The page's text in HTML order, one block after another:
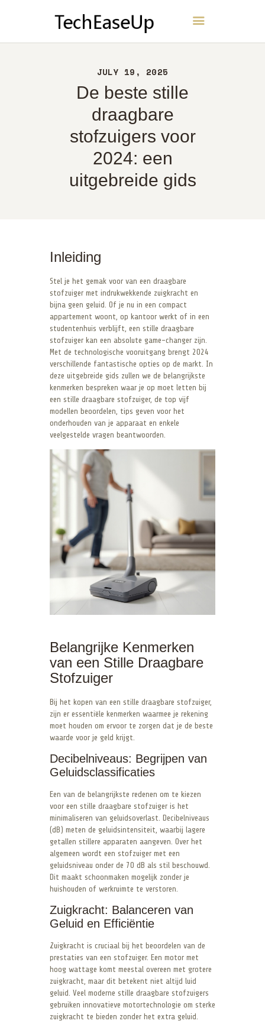
JULY 19, 2025
De beste stille
draagbare
stofzuigers voor
2024: een
uitgebreide gids
TechEaseUp
OVER
CONTACT
NEDERLANDS
Inleiding
Stel je het gemak voor van een draagbare
stofzuiger met indrukwekkende zuigkracht en
bijna geen geluid. Of je nu in een compact
appartement woont, op kantoor werkt of in een
studentenhuis verblijft, een stille draagbare
stofzuiger kan een absolute game-changer zijn.
Met de technologische vooruitgang brengt 2024
verschillende fantastische opties op de markt. In
deze uitgebreide gids zullen we de belangrijkste
kenmerken bespreken waar je op moet letten bij
een stille draagbare stofzuiger, de top vijf
modellen beoordelen, tips geven voor het
onderhouden van je apparaat en enkele
veelgestelde vragen beantwoorden.
Belangrijke Kenmerken
van een Stille Draagbare
Stofzuiger
Bij het kopen van een stille draagbare stofzuiger,
zijn er essentiële kenmerken waarmee je rekening
moet houden om ervoor te zorgen dat je de beste
waarde voor je geld krijgt.
Decibelniveaus: Begrijpen van
Geluidsclassificaties
Een van de belangrijkste redenen om te kiezen
voor een stille draagbare stofzuiger is het
minimaliseren van geluidsoverlast. Decibelniveaus
(dB) meten de geluidsintensiteit, waarbij lagere
getallen stillere apparaten aangeven. Over het
algemeen wordt een stofzuiger met een
geluidsniveau onder de 70 dB als stil beschouwd.
Dit maakt schoonmaken mogelijk zonder je
huishouden of werkruimte te verstoren.
Zuigkracht: Balanceren van
Geluid en Efficiëntie
Zuigkracht is cruciaal bij het beoordelen van de
prestaties van een stofzuiger. Een motor met
hoog wattage komt meestal overeen met grotere
zuigkracht, maar dit betekent niet altijd luid
geluid. Veel moderne stille draagbare stofzuigers
gebruiken innovatieve motortechnologie om sterke
zuigkracht te bieden zonder het extra geluid.